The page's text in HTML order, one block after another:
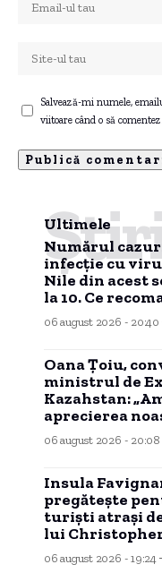
Salvează-mi numele,
viitoare când o să comentez.
Ultimele
Numărul
infecție cu
Nile din acest
la 10. Ce
autoritățile
06 august 2026 - 20:40
Oana Țoiu,
ministrul de
Kazahstan:
aprecierea
reluarea
țiței”
06 august 2026 - 20:08
Insula
pregăteşte
turişti atraşi de
lui Christopher
ar putea face
06 august 2026 - 19:24